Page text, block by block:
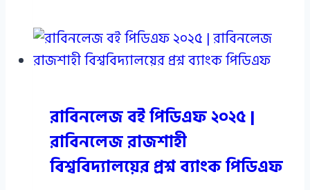
রাবিনলেজ বই পিডিএফ ২০২৫ |
রাবিনলেজ রাজশাহী
বিশ্ববিদ্যালয়ের প্রশ্ন ব্যাংক পিডিএফ